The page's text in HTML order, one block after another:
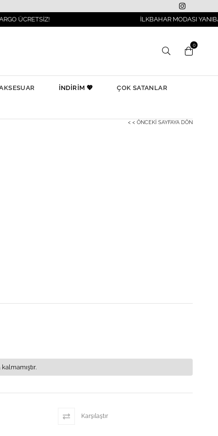
İLKBAHAR MODASI YANIBAŞINIZDA!
0
İNDİRİM 💖 ÇOK SATANLAR
< < ÖNCEKI SAYFAYA DÖN
Karşılaştır